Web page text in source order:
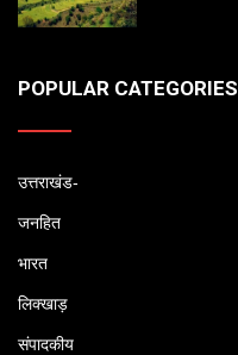
POPULAR CATEGORIES
उत्तराखंड-
जनहित
भारत
लिक्खाड़
संपादकीय